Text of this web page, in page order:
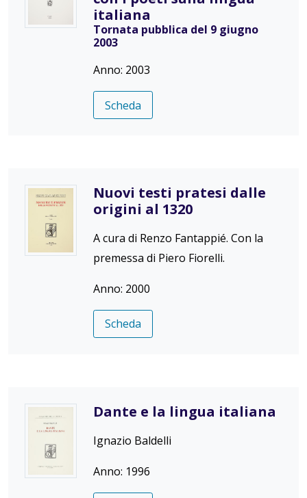
italiana
Tornata pubblica del 9 giugno
2003
Anno: 2003
Scheda
Nuovi testi pratesi dalle
origini al 1320
A cura di Renzo Fantappié. Con la
premessa di Piero Fiorelli.
Anno: 2000
Scheda
Dante e la lingua italiana
Ignazio Baldelli
Anno: 1996